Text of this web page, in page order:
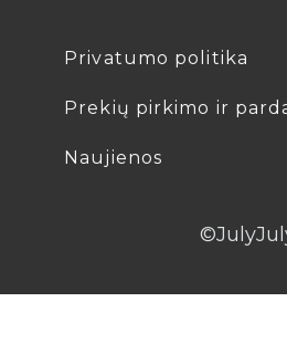
Privatumo politika
Prekių pirkimo ir
Naujienos